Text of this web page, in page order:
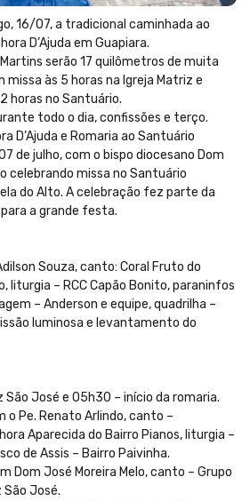
16/07, a tradicional caminhada ao
D’Ajuda em Guapiara.
serão 17 quilômetros de muita
às 5 horas na Igreja Matriz e
horas no Santuário.
todo o dia, confissões e terço.
D’Ajuda e Romaria ao Santuário
de julho, com o bispo diocesano Dom
celebrando missa no Santuário
do Alto. A celebração fez parte da
a grande festa.
Souza, canto: Coral Fruto do
liturgia – RCC Capão Bonito, paraninfos
– Anderson e equipe, quadrilha –
luminosa e levantamento do
São José e 05h30 – início da romaria.
o Pe. Renato Arlindo, canto –
Aparecida do Bairro Pianos, liturgia –
de Assis – Bairro Paivinha.
Dom José Moreira Melo, canto – Grupo
José.